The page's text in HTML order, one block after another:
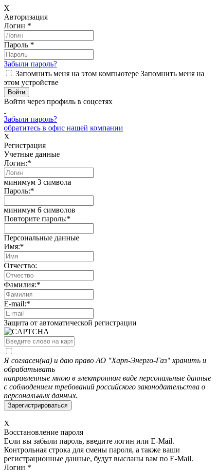
X
Авторизация
Логин *
Пароль *
Забыли пароль?
Запомнить меня на этом компьютере Запомнить меня на
этом устройстве
Войти через профиль в соцсетях
Забыли пароль?
обратитесь в офис нашей компании
X
Регистрация
Учетные данные
Логин:*
минимум 3 символа
Пароль:*
минимум 6 символов
Повторите пароль:*
Персональные данные
Имя:*
Отчество:
Фамилия:*
E-mail:*
Защита от автоматической регистрации
Я согласен(на) и даю право АО "Харп-Энерго-Газ" хранить и
обрабатывать
направленные мною в электронном виде персональные данные
с соблюдением требований российского законодательства о
персональных данных.
X
Восстановление пароля
Если вы забыли пароль, введите логин или E-Mail.
Контрольная строка для смены пароля, а также ваши
регистрационные данные, будут высланы вам по E-Mail.
Логин *